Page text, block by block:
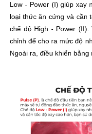
Low - Power (I) giúp xay
loại thức ăn cứng và cần
chế độ High - Power
chỉnh để cho ra mức độ
Ngoài ra, điều khiển